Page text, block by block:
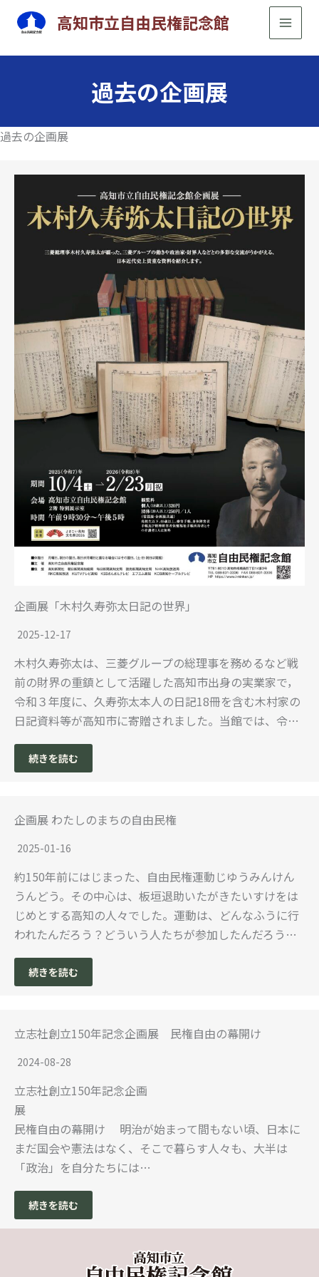
プ
高知市立自由民権記念館
過去の企画展
過去の企画展
企画展「木村久寿弥太日記の世界」
2025-12-17
木村久寿弥太は、三菱グループの総理事を務めるなど戦
前の財界の重鎮として活躍した高知市出身の実業家で，
令和３年度に、久寿弥太本人の日記18冊を含む木村家の
日記資料等が高知市に寄贈されました。当館では、令…
続きを読む
企画展 わたしのまちの自由民権
2025-01-16
約150年前にはじまった、自由民権運動じゆうみんけん
うんどう。その中心は、板垣退助いたがきたいすけをは
じめとする高知の人々でした。運動は、どんなふうに行
われたんだろう？どういう人たちが参加したんだろう…
続きを読む
立志社創立150年記念企画展 民権自由の幕開け
2024-08-28
立志社創立150年記念企画
展
民権自由の幕開け 明治が始まって間もない頃、日本に
まだ国会や憲法はなく、そこで暮らす人々も、大半は
「政治」を自分たちには…
続きを読む